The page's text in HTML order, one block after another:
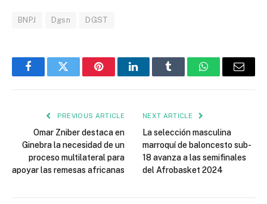
BNPJ Dgsn DGST
FacebookTwitter PinterestLinkedInTumblr WhatsAppEmail
PREVIOUS ARTICLE
Omar Zniber destaca en
Ginebra la necesidad de un
proceso multilateral para
apoyar las remesas africanas
NEXT ARTICLE
La selección masculina
marroquí de baloncesto sub-
18 avanza a las semifinales
del Afrobasket 2024